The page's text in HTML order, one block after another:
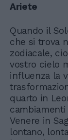
Ariete
Quando il
che si trova
zodiacale,
vostro cielo
influenza la
quarto in
Venere in
lontano,